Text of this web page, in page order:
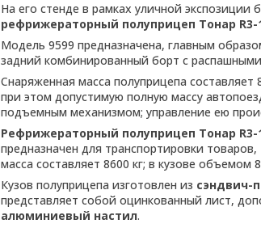
На его стенде в рамках уличной экспозиции
рефрижераторный полуприцеп Тонар R3-
Модель 9599 предназначена, главным
задний комбинированный борт с
Снаряженная масса полуприцепа составляет
при этом допустимую полную массу
подъемным механизмом; управление ею
Рефрижераторный полуприцеп Тонар R3-
предназначен для транспортировки
масса составляет 8600 кг; в кузове
Кузов полуприцепа изготовлен из сэндвич-
представляет собой оцинкованный лист,
алюминиевый настил.